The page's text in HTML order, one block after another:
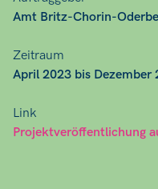
Amt Britz-Chorin-
Zeitraum
April 2023 bis Dezember
Link
Projektveröffentlichung